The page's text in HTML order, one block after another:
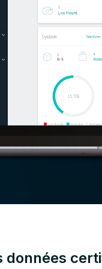
données